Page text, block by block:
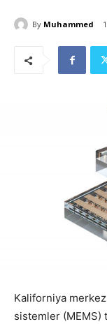
By Muhammed
Kaliforniya
sistemler (MEMS)